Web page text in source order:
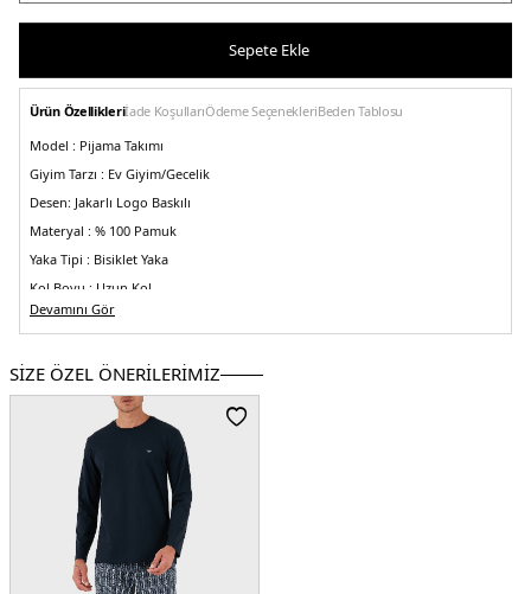
Sepete Ekle
Ürün Özellikleriİade KoşullarıÖdeme SeçenekleriBeden Tablosu
Model : Pijama Takımı
Giyim Tarzı : Ev Giyim/Gecelik
Desen: Jakarlı Logo Baskılı
Materyal : % 100 Pamuk
Yaka Tipi : Bisiklet Yaka
Kol Boyu : Uzun Kol
Kalıp Bilgisi :Regular Fit
Paça Tipi :
Düz Paça
Manken Bedeni :Boy : 1.88 cm / Göğüs : 100 cm / Bel : 81 cm / Basen : 101 cm
Üretim Yeri :
5DK1EM000611AF14994MC273.07
Devamını Gör
SİZE ÖZEL ÖNERİLERİMİZ